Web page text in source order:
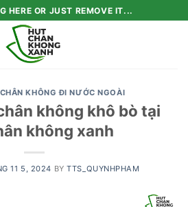
HERE OR JUST REMOVE IT...
KHÔNG ĐI NƯỚC NGOÀI
không khô bò tại
không xanh
11 5, 2024 BYTTS_QUYNHPHAM